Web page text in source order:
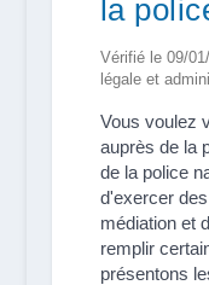
la
Vérifié le 09/
légale et
Vous voulez
auprès de la
de la police
d'exercer
médiation et
remplir
présentons